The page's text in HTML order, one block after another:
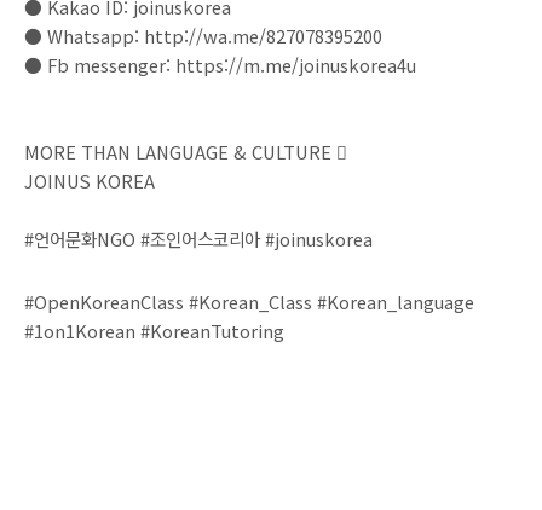
● Kakao ID: joinuskorea⠀
● Whatsapp: http://wa.me/827078395200⠀
● Fb messenger: https://m.me/joinuskorea4u
MORE THAN LANGUAGE & CULTURE ‍❤‍
JOINUS KOREA
#언어문화NGO #조인어스코리아 #joinuskorea
#OpenKoreanClass #Korean_Class #Korean_language
#1on1Korean #KoreanTutoring